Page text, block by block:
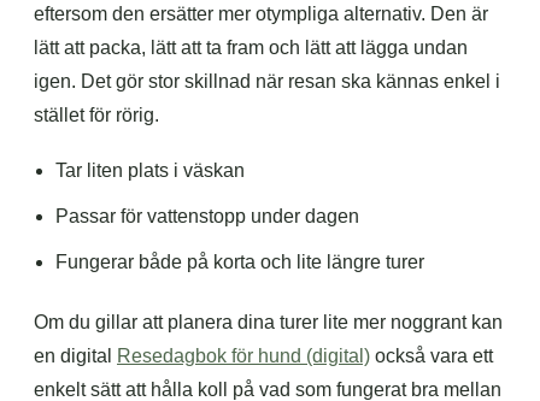
eftersom den ersätter mer otympliga alternativ. Den är
lätt att packa, lätt att ta fram och lätt att lägga undan
igen. Det gör stor skillnad när resan ska kännas enkel i
stället för rörig.
Tar liten plats i väskan
Passar för vattenstopp under dagen
Fungerar både på korta och lite längre turer
Om du gillar att planera dina turer lite mer noggrant kan
en digital
Resedagbok för hund (digital) också vara ett
enkelt sätt att hålla koll på vad som fungerat bra mellan